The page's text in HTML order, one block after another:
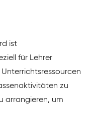
ist
für Lehrer
zu
arrangieren, um